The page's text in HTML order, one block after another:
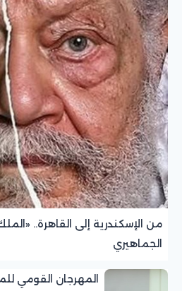
من الإسكندرية إلى القاهرة..
الجماهيري
المهرجان القومي